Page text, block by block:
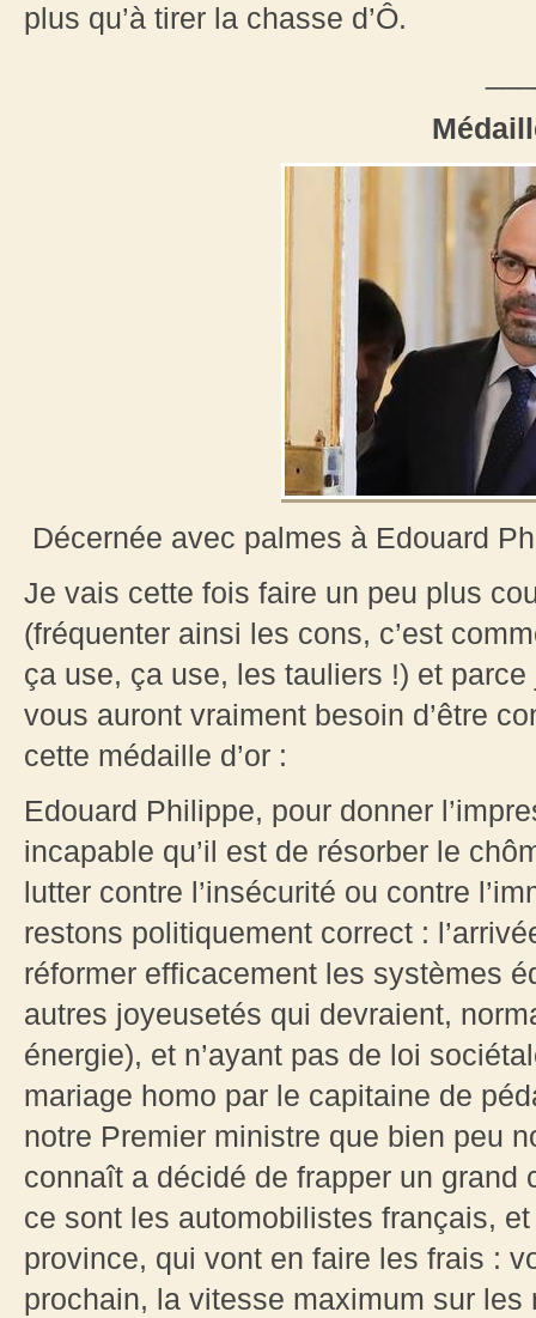
plus qu’à tirer la chasse d’Ô.
Décernée avec palmes à Edouard
Je vais cette fois faire un peu plus
(fréquenter ainsi les cons, c’est
ça use, ça use, les tauliers !) et
vous auront vraiment besoin d’être
cette médaille d’or :
Edouard Philippe, pour donner
incapable qu’il est de résorber le
lutter contre l’insécurité ou contre
restons politiquement correct :
réformer efficacement les systèmes
autres joyeusetés qui devraient,
énergie), et n’ayant pas de loi
mariage homo par le capitaine de
notre Premier ministre que bien peu
connaît a décidé de frapper un
ce sont les automobilistes français,
province, qui vont en faire les frais :
prochain, la vitesse maximum sur